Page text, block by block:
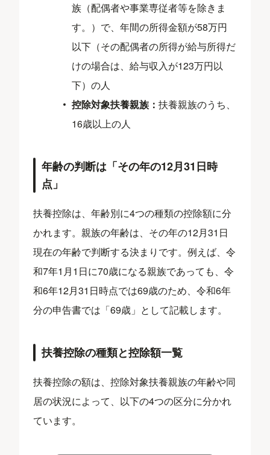
族（配偶者や事業専従者等を除きま
す。）で、年間の所得金額が58万円
以下（その配偶者の所得が給与所得だ
けの場合は、給与収入が123万円以
下）の人
控除対象扶養親族：扶養親族のうち、
16歳以上の人
年齢の判断は「その年の12月31日時
点」
扶養控除は、年齢別に4つの種類の控除額に分
かれます。親族の年齢は、その年の12月31日
現在の年齢で判断する決まりです。例えば、令
和7年1月1日に70歳になる親族であっても、令
和6年12月31日時点では69歳のため、令和6年
分の申告書では「69歳」として記載します。
扶養控除の種類と控除額一覧
扶養控除の額は、控除対象扶養親族の年齢や同
居の状況によって、以下の4つの区分に分かれ
ています。